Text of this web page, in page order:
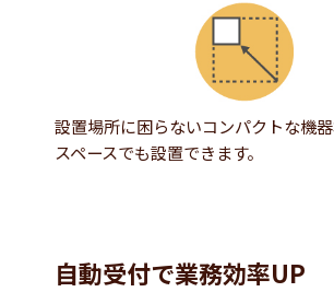
設置場所に困らないコンパクトな機
スペースでも設置できます。
自動受付で業務効率UP